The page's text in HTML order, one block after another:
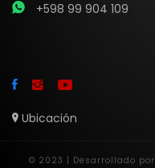
+598 99 904 109
Ubicación
© 2023 | Desarrollado por